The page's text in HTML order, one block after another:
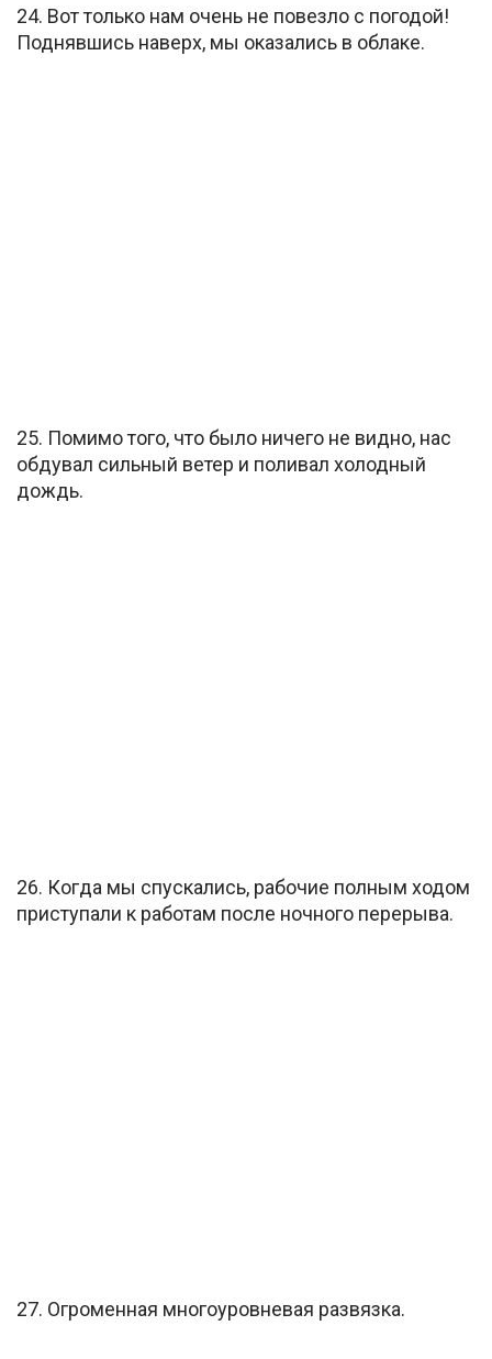
24. Вот только нам очень не повезло с погодой!
Поднявшись наверх, мы оказались в облаке.
25. Помимо того, что было ничего не видно, нас
обдувал сильный ветер и поливал холодный
дождь.
26. Когда мы спускались, рабочие полным ходом
приступали к работам после ночного перерыва.
27. Огроменная многоуровневая развязка.